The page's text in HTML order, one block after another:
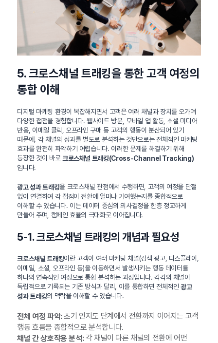
5. 크로스채널 트래킹을 통한 고객 여정의
통합 이해
디지털 마케팅 환경이 복잡해지면서 고객은 여러 채널과 장치를 오가며
다양한 접점을 경험합니다. 웹사이트 방문, 모바일 앱 활동, 소셜 미디어
반응, 이메일 클릭, 오프라인 구매 등 고객의 행동이 분산되어 있기
때문에, 각 채널의 성과를 별도로 분석하는 것만으로는 전체적인 마케팅
효과를 완전히 파악하기 어렵습니다. 이러한 문제를 해결하기 위해
등장한 것이 바로크로스채널 트래킹(Cross-Channel Tracking)
입니다.
광고 성과 트래킹을 크로스채널 관점에서 수행하면, 고객의 여정을 단절
없이 연결하여 각 접점이 전환에 얼마나 기여했는지를 종합적으로
이해할 수 있습니다. 이는 데이터 중심의 의사결정을 한층 정교하게
만들어 주며, 캠페인 효율의 극대화로 이어집니다.
5-1. 크로스채널 트래킹의 개념과 필요성
크로스채널 트래킹이란 고객이 여러 마케팅 채널(검색 광고, 디스플레이,
이메일, 소셜, 오프라인 등)을 이동하면서 발생시키는 행동 데이터를
하나의 연속적인 여정으로 통합 분석하는 과정입니다. 각각의 채널이
독립적으로 기록되는 기존 방식과 달리, 이를 통합하면 전체적인광고
성과 트래킹의 맥락을 이해할 수 있습니다.
전체 여정 파악:초기 인지도 단계에서 전환까지 이어지는 고객
행동 흐름을 종합적으로 분석합니다.
채널 간 상호작용 분석:각 채널이 다른 채널의 전환에 어떤